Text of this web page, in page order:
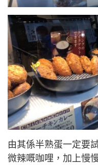
由其係半熟蛋一定要
微辣嘅咖哩，加上慢